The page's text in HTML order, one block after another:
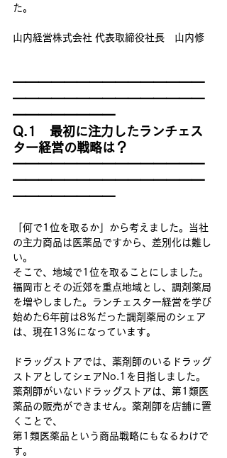
た。
山内経営株式会社 代表取締役社長　山内修
━━━━━━━━━━━━━━━
━━━━━━━━━━━━━━━
━━━━━━━━
Q.1　最初に注力したランチェス
ター経営の戦略は？
━━━━━━━━━━━━━━━
━━━━━━━━━━━━━━━
━━━━━━━━
「何で1位を取るか」から考えました。当社
の主力商品は医薬品ですから、差別化は難し
い。
そこで、地域で1位を取ることにしました。
福岡市とその近郊を重点地域とし、調剤薬局
を増やしました。ランチェスター経営を学び
始めた6年前は8％だった調剤薬局のシェア
は、現在13％になっています。
ドラッグストアでは、薬剤師のいるドラッグ
ストアとしてシェアNo.1を目指しました。
薬剤師がいないドラッグストアは、第1類医
薬品の販売ができません。薬剤師を店舗に置
くことで、
第1類医薬品という商品戦略にもなるわけで
す。